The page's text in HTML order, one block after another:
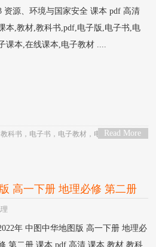
资源、环境与国家安全 课本 pdf 高清
本,教材,教科书,pdf,电子版,电子书,电
课本,在线课本,电子教材 ....
Read More
教科书 ， 电子书 ， 电子教材 ， 电子版， 电子
高一下册 地理必修 第二册
年 中图中华地图版 高一下册 地理必
第二册 课本 pdf 高清 课本,教材,教科